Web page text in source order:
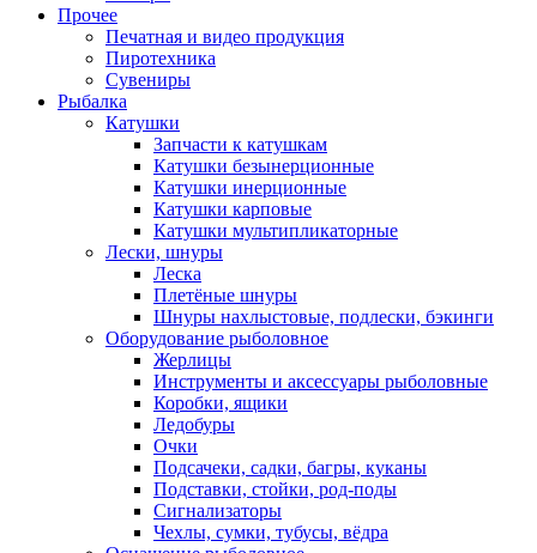
Прочее
Печатная и видео продукция
Пиротехника
Сувениры
Рыбалка
Катушки
Запчасти к катушкам
Катушки безынерционные
Катушки инерционные
Катушки карповые
Катушки мультипликаторные
Лески, шнуры
Леска
Плетёные шнуры
Шнуры нахлыстовые, подлески, бэкинги
Оборудование рыболовное
Жерлицы
Инструменты и аксессуары рыболовные
Коробки, ящики
Ледобуры
Очки
Подсачеки, садки, багры, куканы
Подставки, стойки, род-поды
Сигнализаторы
Чехлы, сумки, тубусы, вёдра